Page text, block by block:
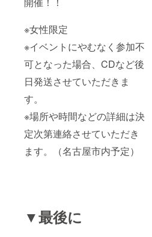
※女性限定
※イベントにやむなく参加不
可となった場合、CDなど後
日発送させていただきま
す。
※場所や時間などの詳細は決
定次第連絡させていただき
ます。（名古屋市内予定）
▼最後に